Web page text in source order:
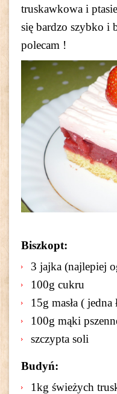
truskawkowa i
się bardzo szybko i
polecam !
Biszkopt:
3 jajka (najlepiej
100g cukru
15g masła ( jedna
100g mąki
szczypta soli
Budyń:
1kg świeżych